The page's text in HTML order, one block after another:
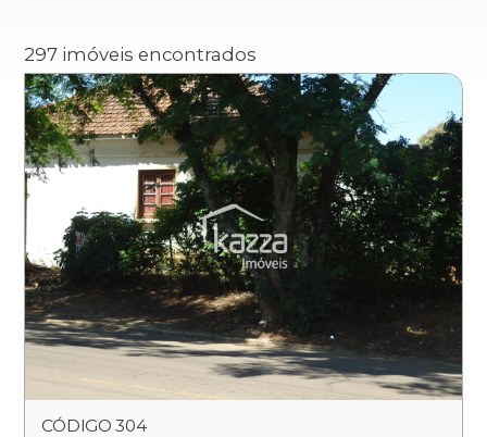
297 imóveis encontrados
CÓDIGO 304